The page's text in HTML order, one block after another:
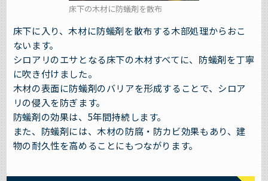
床下の木材に防蟻剤を散布
床下に入り、木材に防蟻剤を散布する木部処理からおこ
ないます。
シロアリのエサとなる床下の木材すべてに、防蟻剤を丁寧
に吹き付けました。
木材の表面に防蟻剤のバリアを形成することで、シロア
リの侵入を防ぎます。
防蟻剤の効果は、5年間持続します。
また、防蟻剤には、木材の防腐・防カビ効果もあり、建
物の耐久性を高めることにもつながります。